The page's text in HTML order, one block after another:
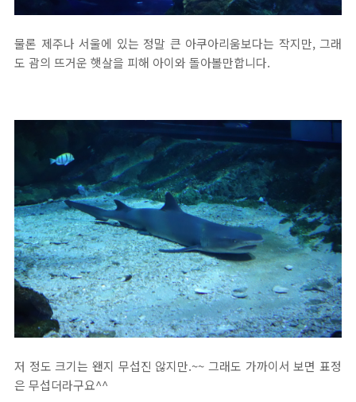
물론 제주나 서울에 있는 정말 큰 아쿠아리움보다는 작지만, 그래
도 괌의 뜨거운 햇살을 피해 아이와 돌아볼만합니다.
저 정도 크기는 왠지 무섭진 않지만.~~ 그래도 가까이서 보면 표정
은 무섭더라구요^^